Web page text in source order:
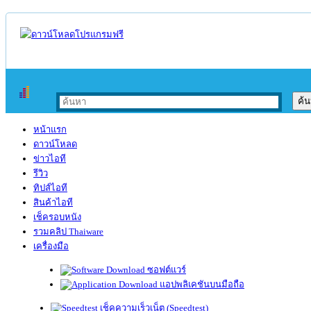
หน้าแรก
ดาวน์โหลด
ข่าวไอที
รีวิว
ทิปส์ไอที
สินค้าไอที
เช็ครอบหนัง
รวมคลิป Thaiware
เครื่องมือ
ซอฟต์แวร์
แอปพลิเคชันบนมือถือ
เช็คความเร็วเน็ต (Speedtest)